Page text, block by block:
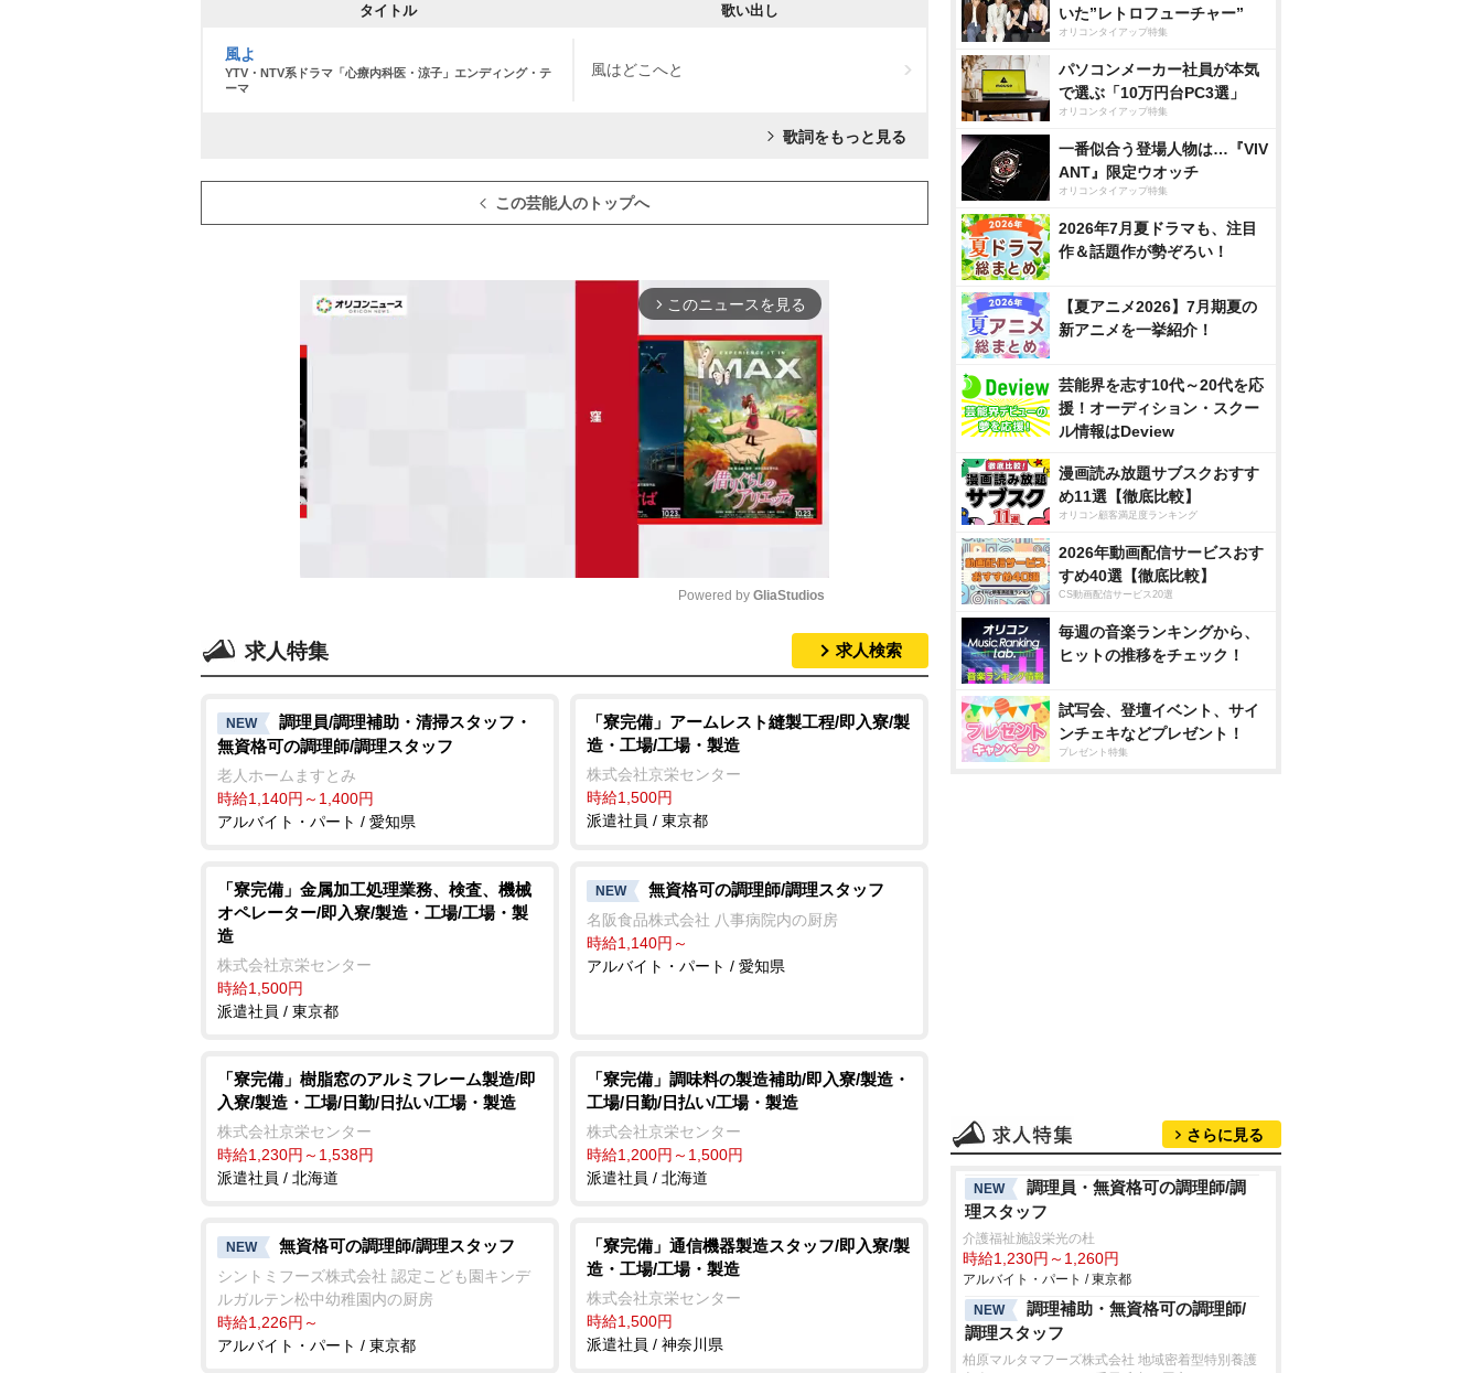
タイトル 歌い出し
風よ
YTV・NTV系ドラマ「心療内科医・涼子」エンディング・テ
ーマ
風はどこへと
歌詞をもっと見る
この芸能人のトップへ
arrow_forward_ios このニュースを見る
t
e
Powered by GliaStudios
求人特集 求人検索
NEW
調理員/調理補助・清掃スタッフ・
無資格可の調理師/調理スタッフ
老人ホームますとみ
時給1,140円～1,400円
アルバイト・パート / 愛知県
「寮完備」アームレスト縫製工程/即入寮/製
造・工場/工場・製造
株式会社京栄センター
時給1,500円
派遣社員 / 東京都
「寮完備」金属加工処理業務、検査、機械
オペレーター/即入寮/製造・工場/工場・製
造
株式会社京栄センター
時給1,500円
派遣社員 / 東京都
NEW 無資格可の調理師/調理スタッフ
名阪食品株式会社 八事病院内の厨房
時給1,140円～
アルバイト・パート / 愛知県
「寮完備」樹脂窓のアルミフレーム製造/即
入寮/製造・工場/日勤/日払い/工場・製造
株式会社京栄センター
時給1,230円～1,538円
派遣社員 / 北海道
「寮完備」調味料の製造補助/即入寮/製造・
工場/日勤/日払い/工場・製造
株式会社京栄センター
時給1,200円～1,500円
派遣社員 / 北海道
NEW 無資格可の調理師/調理スタッフ
シントミフーズ株式会社 認定こども園キンデ
ルガルテン松中幼稚園内の厨房
時給1,226円～
アルバイト・パート / 東京都
「寮完備」通信機器製造スタッフ/即入寮/製
造・工場/工場・製造
株式会社京栄センター
時給1,500円
派遣社員 / 神奈川県
いた”レトロフューチャー”
オリコンタイアップ特集
パソコンメーカー社員が本気
で選ぶ「10万円台PC3選」
オリコンタイアップ特集
一番似合う登場人物は…『VIV
ANT』限定ウオッチ
オリコンタイアップ特集
2026年7月夏ドラマも、注目
作＆話題作が勢ぞろい！
【夏アニメ2026】7月期夏の
新アニメを一挙紹介！
芸能界を志す10代～20代を応
援！オーディション・スクー
ル情報はDeview
漫画読み放題サブスクおすす
め11選【徹底比較】
オリコン顧客満足度ランキング
2026年動画配信サービスおす
すめ40選【徹底比較】
CS動画配信サービス20選
毎週の音楽ランキングから、
ヒットの推移をチェック！
試写会、登壇イベント、サイ
ンチェキなどプレゼント！
プレゼント特集
さらに見る
NEW
調理員・無資格可の調理師/調
理スタッフ
介護福祉施設栄光の杜
時給1,230円～1,260円
アルバイト・パート / 東京都
NEW
調理補助・無資格可の調理師/
調理スタッフ
柏原マルタマフーズ株式会社 地域密着型特別養護